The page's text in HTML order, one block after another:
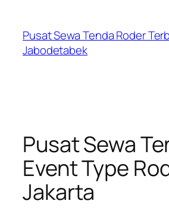
content
Pusat Sewa Tenda Roder
Jabodetabek
Pusat Sewa
Event Type
Jakarta